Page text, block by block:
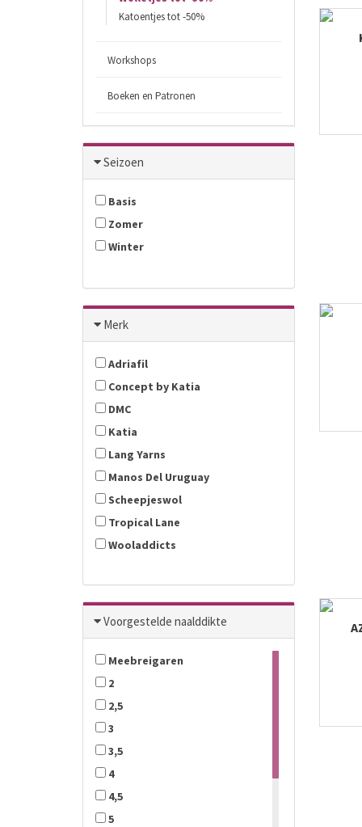
Katoentjes tot -50%
Workshops
Boeken en Patronen
Seizoen
Basis
Zomer
Winter
Merk
Adriafil
Concept by Katia
DMC
Katia
Lang Yarns
Manos Del Uruguay
Scheepjeswol
Tropical Lane
Wooladdicts
Voorgestelde naalddikte
Meebreigaren
2
2,5
3
3,5
4
4,5
5